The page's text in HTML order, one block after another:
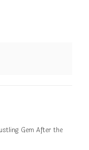
Gem After the